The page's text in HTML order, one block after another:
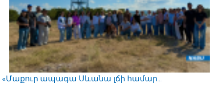
«Մաքուր ապագա Սևանա լճի համար...